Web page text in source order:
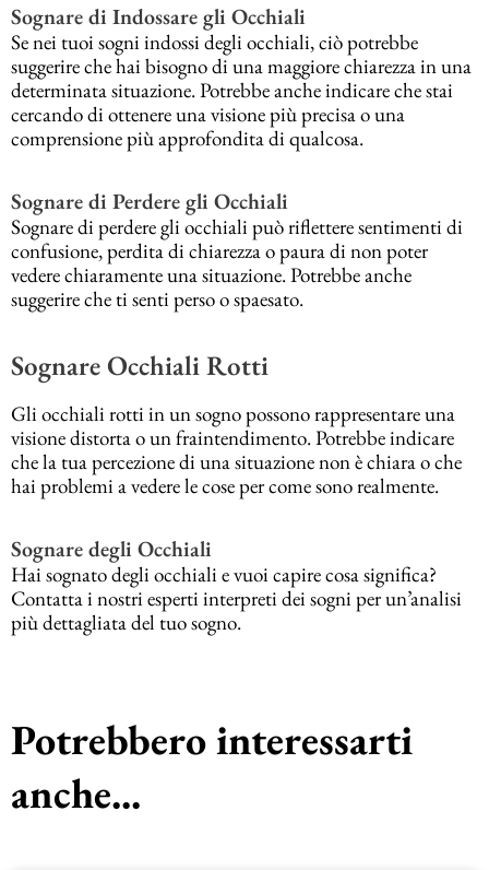
Sognare di Indossare gli Occhiali
Se nei tuoi sogni indossi degli occhiali, ciò potrebbe
suggerire che hai bisogno di una maggiore chiarezza in una
determinata situazione. Potrebbe anche indicare che stai
cercando di ottenere una visione più precisa o una
comprensione più approfondita di qualcosa.
Sognare di Perdere gli Occhiali
Sognare di perdere gli occhiali può riflettere sentimenti di
confusione, perdita di chiarezza o paura di non poter
vedere chiaramente una situazione. Potrebbe anche
suggerire che ti senti perso o spaesato.
Sognare Occhiali Rotti
Gli occhiali rotti in un sogno possono rappresentare una
visione distorta o un fraintendimento. Potrebbe indicare
che la tua percezione di una situazione non è chiara o che
hai problemi a vedere le cose per come sono realmente.
Sognare degli Occhiali
Hai sognato degli occhiali e vuoi capire cosa significa?
Contatta i nostri esperti interpreti dei sogni per un’analisi
più dettagliata del tuo sogno.
Potrebbero interessarti
anche...